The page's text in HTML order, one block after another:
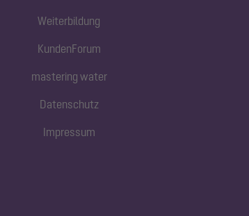
Weiterbildung
KundenForum
mastering water
Datenschutz
Impressum